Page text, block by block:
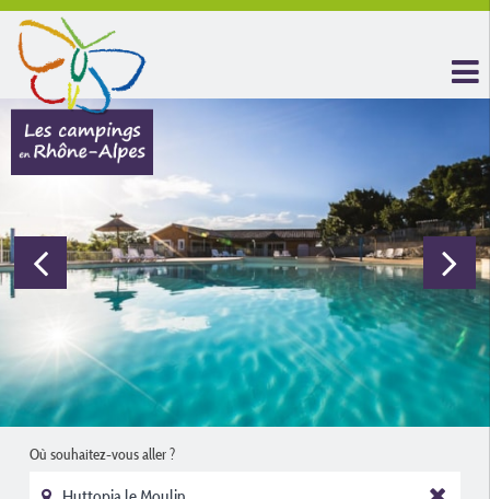
Où souhaitez-vous aller ?